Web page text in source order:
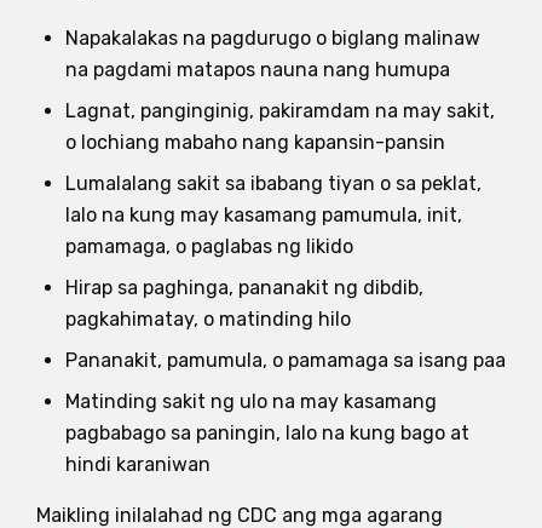
Napakalakas na pagdurugo o biglang malinaw
na pagdami matapos nauna nang humupa
Lagnat, panginginig, pakiramdam na may sakit,
o lochiang mabaho nang kapansin-pansin
Lumalalang sakit sa ibabang tiyan o sa peklat,
lalo na kung may kasamang pamumula, init,
pamamaga, o paglabas ng likido
Hirap sa paghinga, pananakit ng dibdib,
pagkahimatay, o matinding hilo
Pananakit, pamumula, o pamamaga sa isang paa
Matinding sakit ng ulo na may kasamang
pagbabago sa paningin, lalo na kung bago at
hindi karaniwan
Maikling inilalahad ng CDC ang mga agarang